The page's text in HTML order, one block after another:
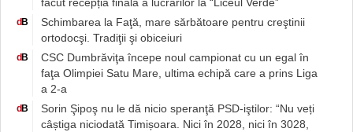
dB
Schimbarea la Faţă, mare sărbătoare pentru creştinii
ortodocşi. Tradiţii şi obiceiuri
dB
CSC Dumbrăviţa începe noul campionat cu un egal în
faţa Olimpiei Satu Mare, ultima echipă care a prins Liga
a 2-a
dB
Sorin Şipoş nu le dă nicio speranţă PSD-iştilor: “Nu veți
câștiga niciodată Timișoara. Nici în 2028, nici în 3028,